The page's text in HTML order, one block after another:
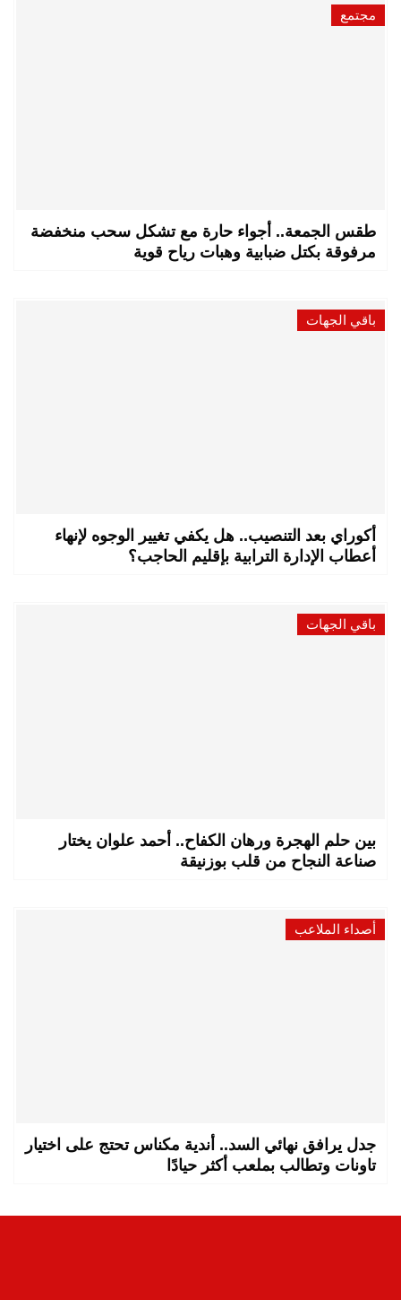
مجتمع
طقس الجمعة.. أجواء حارة مع تشكل سحب منخفضة
مرفوقة بكتل ضبابية وهبات رياح قوية
باقي الجهات
أكوراي بعد التنصيب.. هل يكفي تغيير الوجوه لإنهاء
أعطاب الإدارة الترابية بإقليم الحاجب؟
باقي الجهات
بين حلم الهجرة ورهان الكفاح.. أحمد علوان يختار
صناعة النجاح من قلب بوزنيقة
أصداء الملاعب
جدل يرافق نهائي السد.. أندية مكناس تحتج على اختيار
تاونات وتطالب بملعب أكثر حيادًا